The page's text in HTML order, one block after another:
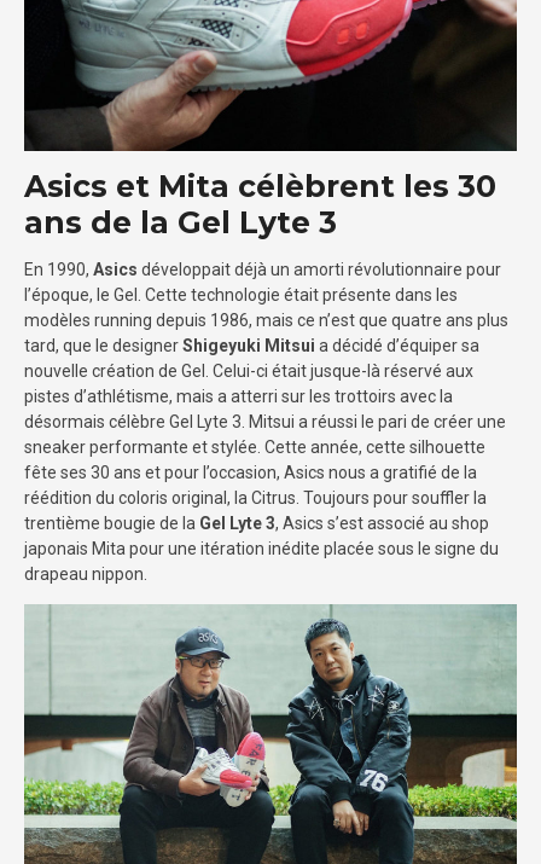
Asics et Mita célèbrent les 30
ans de la Gel Lyte 3
En 1990, Asics développait déjà un amorti révolutionnaire pour
l’époque, le Gel. Cette technologie était présente dans les
modèles running depuis 1986, mais ce n’est que quatre ans plus
tard, que le designerShigeyuki Mitsui a décidé d’équiper sa
nouvelle création de Gel. Celui-ci était jusque-là réservé aux
pistes d’athlétisme, mais a atterri sur les trottoirs avec la
désormais célèbre Gel Lyte 3. Mitsui a réussi le pari de créer une
sneaker performante et stylée. Cette année, cette silhouette
fête ses 30 ans et pour l’occasion, Asics nous a gratifié de la
réédition du coloris original, la Citrus. Toujours pour souffler la
trentième bougie de la Gel Lyte 3, Asics s’est associé au shop
japonais Mita pour une itération inédite placée sous le signe du
drapeau nippon.